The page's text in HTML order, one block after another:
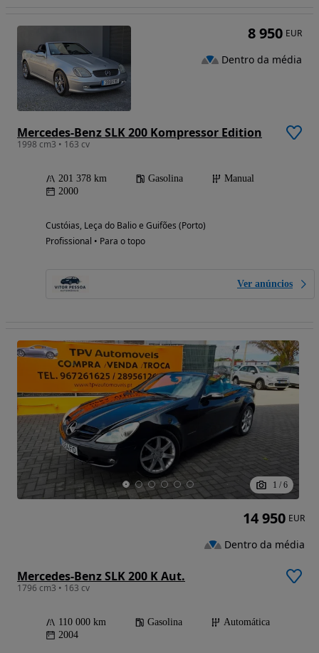
Mercedes-Benz SLK 200 Kompressor Edition
1998 cm3 • 163 cv
201 378 km Gasolina
Manual
2000
Custóias, Leça do Balio e Guifões (Porto)
Profissional • Para o topo
Ver anúncios
8 950 EUR
Dentro da média
1 / 6
Mercedes-Benz SLK 200 K Aut.
1796 cm3 • 163 cv
110 000 km Gasolina
Automática
2004
14 950 EUR
Dentro da média